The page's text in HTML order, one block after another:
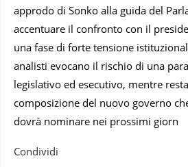
approdo di Sonko alla guida del
accentuare il confronto con il
una fase di forte tensione
analisti evocano il rischio di una
legislativo ed esecutivo, mentre
composizione del nuovo governo
dovrà nominare nei prossimi giorn
Condividi